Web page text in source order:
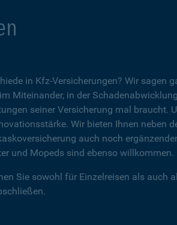
in Kfz-Versicherungen? Wir sagen
Miteinander, in der
seiner Versicherung mal braucht.
Wir bieten Ihnen neben
auch noch
und Mopeds sind ebenso willkommen.
Sie sowohl für Einzelreisen als auch